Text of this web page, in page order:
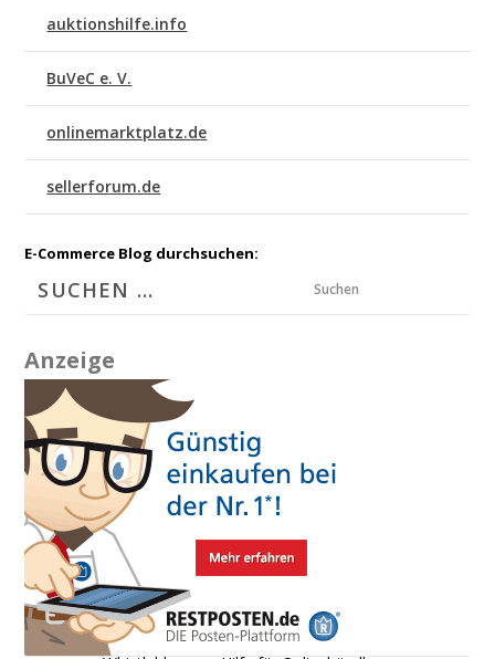
auktionshilfe.info
BuVeC e. V.
onlinemarktplatz.de
sellerforum.de
E-Commerce Blog durchsuchen:
Suchen
Anzeige